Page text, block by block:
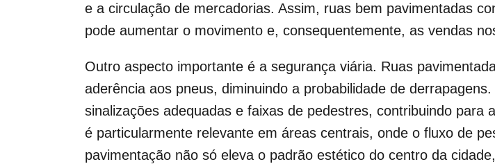
e a circulação de mercadorias. Assim, ruas bem pavimentadas
pode aumentar o movimento e, consequentemente, as vendas
Outro aspecto importante é a segurança viária. Ruas
aderência aos pneus, diminuindo a probabilidade de
sinalizações adequadas e faixas de pedestres, contribuindo
é particularmente relevante em áreas centrais, onde o fluxo de
pavimentação não só eleva o padrão estético do centro da